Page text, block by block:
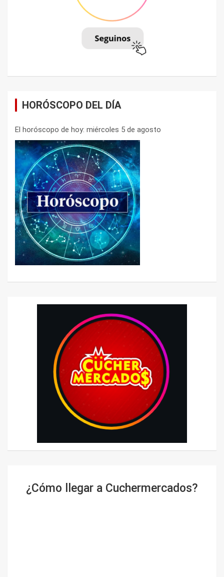
HORÓSCOPO DEL DÍA
El horóscopo de hoy: miércoles 5 de agosto
¿Cómo llegar a Cuchermercados?